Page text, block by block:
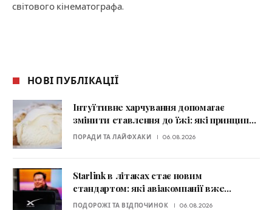
світового кінематографа.
НОВІ ПУБЛІКАЦІЇ
Інтуїтивне харчування допомагає
змінити ставлення до їжі: які принципи
радять експерти
ПОРАДИ ТА ЛАЙФХАКИ 06.08.2026
Starlink в літаках стає новим
стандартом: які авіакомпанії вже
пропонують супутниковий Wi-Fi
ПОДОРОЖІ ТА ВІДПОЧИНОК 06.08.2026